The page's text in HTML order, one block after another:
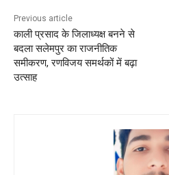
Previous article
काली प्रसाद के जिलाध्यक्ष बनने से
बदला सलेमपुर का राजनीतिक
समीकरण, रणविजय समर्थकों में बढ़ा
उत्साह